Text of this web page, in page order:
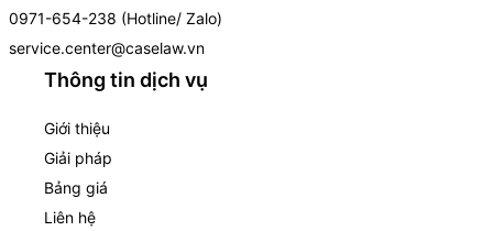
0971-654-238 (Hotline/ Zalo)
service.center@caselaw.vn
Thông tin dịch vụ
Giới thiệu
Giải pháp
Bảng giá
Liên hệ